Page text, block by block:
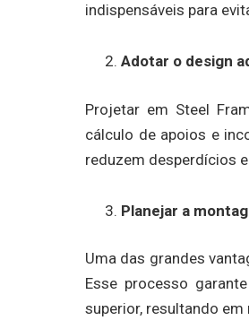
indispensáveis para
Adotar o design
Projetar em Steel
cálculo de apoios e
reduzem desperdícios
Planejar a
Uma das grandes
Esse processo
superior, resultando